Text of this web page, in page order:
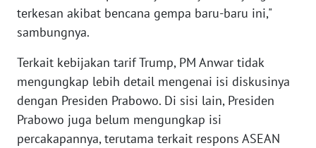
terkesan akibat bencana gempa baru-baru ini,"
sambungnya.
Terkait kebijakan tarif Trump, PM Anwar tidak
mengungkap lebih detail mengenai isi diskusinya
dengan Presiden Prabowo. Di sisi lain, Presiden
Prabowo juga belum mengungkap isi
percakapannya, terutama terkait respons ASEAN
WN
JABAR
WN
BANTEN
WN
NTT